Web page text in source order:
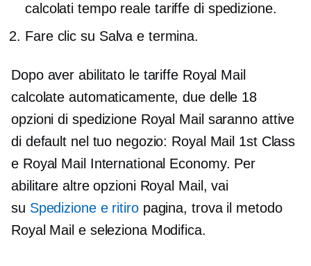
calcolatitempo realetariffe di spedizione.
Fare clic su Salva e termina.
Dopo aver abilitato le tariffe Royal Mail
calcolate automaticamente, due delle 18
opzioni di spedizione Royal Mail saranno attive
di default nel tuo negozio: Royal Mail 1st Class
e Royal Mail International Economy. Per
abilitare altre opzioni Royal Mail, vai
su Spedizione e ritiropagina, trova il metodo
Royal Mail e seleziona Modifica.